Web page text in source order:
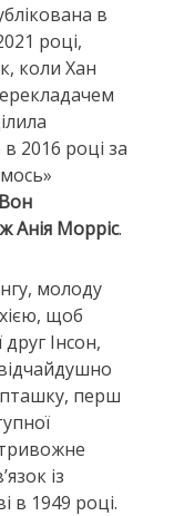
в
році,
коли Хан
2016 році за
Анія Морріс.
молоду
щоб
Інсон,
пташку, перш
із
в 1949 році.